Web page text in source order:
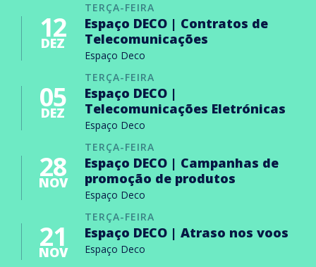
TERÇA-FEIRA
12
DEZ
Espaço DECO | Contratos de
Telecomunicações
Espaço Deco
TERÇA-FEIRA
05
DEZ
Espaço DECO |
Telecomunicações Eletrónicas
Espaço Deco
TERÇA-FEIRA
28
NOV
Espaço DECO | Campanhas de
promoção de produtos
Espaço Deco
TERÇA-FEIRA
21
NOV
Espaço DECO | Atraso nos voos
Espaço Deco